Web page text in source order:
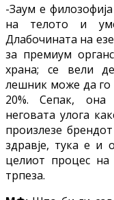
-Заум е
на телото и
Длабочината на
за премиум
храна; се вели
лешник може да
20%. Сепак,
неговата улога
произлезе
здравје, тука е и
целиот процес
трпеза.